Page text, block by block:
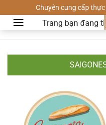
đến
nội
Chuyên cung cấp
404 -
Trang bạn đang